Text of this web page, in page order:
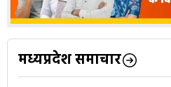
मध्यप्रदेश समाचार